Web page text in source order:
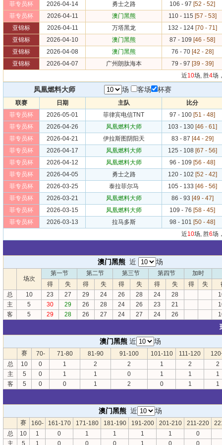
菲专员杯
2026-04-14 勇士之路 106 - 97 [52 - 52]
菲专员杯
2026-04-11 澳门黑熊 110 - 115 [57 - 53]
亚锦标
2026-04-11 万塔黑龙 132 - 124 [70 - 71]
亚锦标
2026-04-10 澳门黑熊 87 - 109 [46 - 58]
亚锦标
2026-04-08 澳门黑熊 76 - 70 [42 - 28]
亚锦标
2026-04-07 广州朗肽海本 79 - 97 [39 - 39]
近10场, 胜4场
凤凰燃料大师 场 客场 杯赛
联赛 日期 主队
比分
菲专员杯
2026-05-01 菲律宾电信TNT 97 - 100 [51 - 48]
菲专员杯
2026-04-26 凤凰燃料大师 103 - 130 [46 - 61]
菲专员杯
2026-04-21 伊拉斯图阴阳天 83 - 87 [44 - 29]
菲专员杯
2026-04-17 凤凰燃料大师 125 - 108 [67 - 56]
菲专员杯
2026-04-12 凤凰燃料大师 96 - 109 [56 - 48]
菲专员杯
2026-04-05 勇士之路 120 - 102 [52 - 42]
菲专员杯
2026-03-25 泰拉菲尔马 105 - 133 [46 - 56]
菲专员杯
2026-03-21 凤凰燃料大师 86 - 93 [49 - 47]
菲专员杯
2026-03-15 凤凰燃料大师 109 - 76 [58 - 45]
菲专员杯
2026-03-13 拉马多斯 98 - 101 [50 - 48]
近10场, 胜6场
澳门黑熊 近 场
场次
第一节 第二节 第三节 第四节
加时
得
失 得 失 得 失 得 失 得 失
总
10 23 27 29 24 26 28 24 28
主
5 30 29 26 28 24 26 23 21
客
5 29 28 26 27 24 27 24 26
澳门黑熊 近 场
赛 70- 71-80 81-90 91-100 101-110 111-120
总
10 0 1 2 2 1 2
2
主
5 0 1 1 0 1 1
1
客
5 0 0 1 2 0 1 1
澳门黑熊 近 场
赛 160- 161-170 171-180 181-190 191-200 201-210 211-220
总
10 1 0 1 1 1 1
0
主
5 1 0 0 0 1 0
0